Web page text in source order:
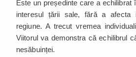
Este un președinte care a echilibrat
interesul țării sale, fără a afecta
regiune. A trecut vremea
Viitorul va demonstra că echilibrul
nesăbuinței.